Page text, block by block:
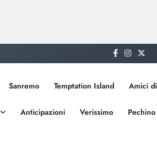
Sanremo Temptation Island Amici
Anticipazioni Verissimo